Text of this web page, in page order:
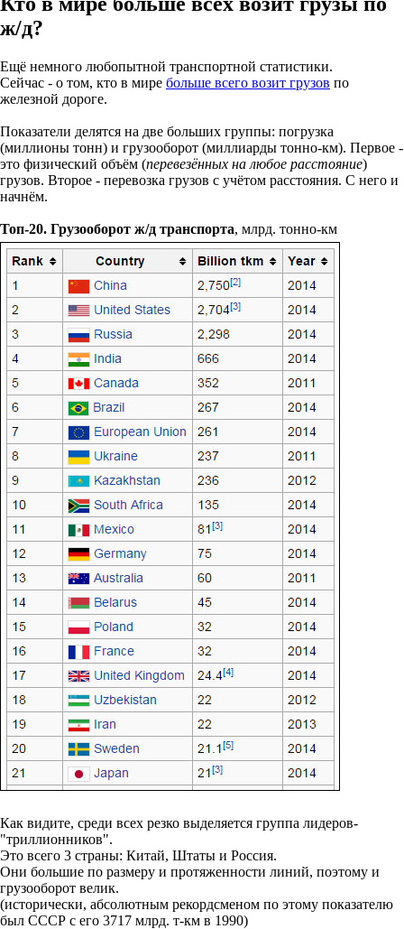
ж/д?
Ещё немного любопытной транспортной статистики.
Сейчас - о том, кто в мире больше всего возит грузов по
железной дороге.
Показатели делятся на две больших группы: погрузка
(миллионы тонн) и грузооборот (миллиарды тонно-км). Первое -
это физический объём (перевезённых на любое расстояние)
грузов. Второе - перевозка грузов с учётом расстояния. С него и
начнём.
Топ-20. Грузооборот ж/д транспорта, млрд. тонно-км
Как видите, среди всех резко выделяется группа лидеров-
"триллионников".
Это всего 3 страны: Китай, Штаты и Россия.
Они большие по размеру и протяженности линий, поэтому и
грузооборот велик.
(исторически, абсолютным рекордсменом по этому показателю
был СССР с его 3717 млрд. т-км в 1990)